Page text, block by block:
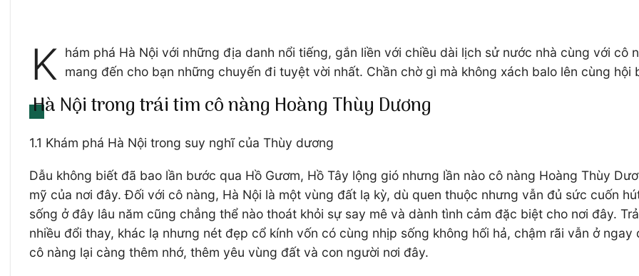
K hám phá Hà Nội với những địa danh nổi tiếng, gắn liền với chiều dài lịch sử nước nhà cùng với cô
mang đến cho bạn những chuyến đi tuyệt vời nhất. Chần chờ gì mà không xách balo lên cùng hội
Hà Nội trong trái tim cô nàng Hoàng Thùy Dương
1.1 Khám phá Hà Nội trong suy nghĩ của Thùy dương
Dẫu không biết đã bao lần bước qua Hồ Gươm, Hồ Tây lộng gió nhưng lần nào cô nàng Hoàng Thùy
mỹ của nơi đây. Đối với cô nàng, Hà Nội là một vùng đất lạ kỳ, dù quen thuộc nhưng vẫn đủ sức cuốn
sống ở đây lâu năm cũng chẳng thể nào thoát khỏi sự say mê và dành tình cảm đặc biệt cho nơi đây.
nhiều đổi thay, khác lạ nhưng nét đẹp cổ kính vốn có cùng nhịp sống không hối hả, chậm rãi vẫn ở
cô nàng lại càng thêm nhớ, thêm yêu vùng đất và con người nơi đây.